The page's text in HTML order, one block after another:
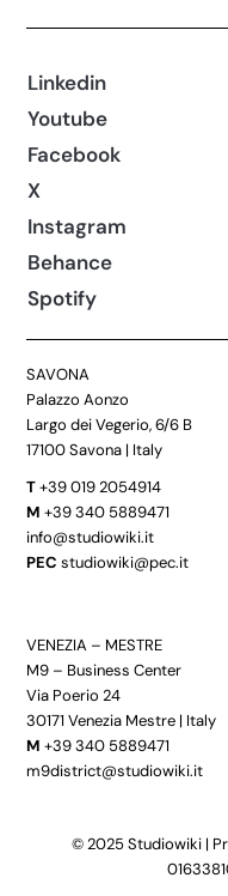
Linkedin
Youtube
Facebook
X
Instagram
Behance
Spotify
SAVONA
Palazzo Aonzo
Largo dei Vegerio, 6/6 B
17100 Savona | Italy
T +39 019 2054914
M +39 340 5889471
info@studiowiki.it
PEC studiowiki@pec.it
VENEZIA – MESTRE
M9 – Business Center
Via Poerio 24
30171 Venezia Mestre | Italy
M +39 340 5889471
m9district@studiowiki.it
© 2025 Studiowiki |